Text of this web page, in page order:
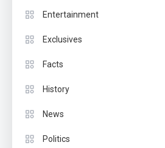
Entertainment
Exclusives
Facts
History
News
Politics